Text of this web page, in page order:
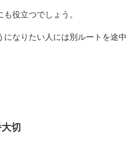
役立つでしょう。
になりたい人には別ルートを途中
切